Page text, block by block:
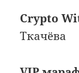
Crypto
Ткачёва